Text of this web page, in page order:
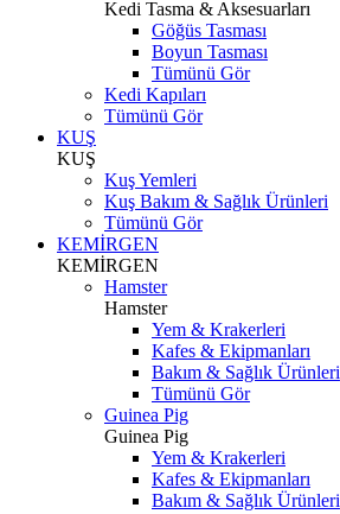
Kedi Tasma & Aksesuarları
Göğüs Tasması
Boyun Tasması
Tümünü Gör
Kedi Kapıları
Tümünü Gör
KUŞ
KUŞ
Kuş Yemleri
Kuş Bakım & Sağlık Ürünleri
Tümünü Gör
KEMİRGEN
KEMİRGEN
Hamster
Hamster
Yem & Krakerleri
Kafes & Ekipmanları
Bakım & Sağlık Ürünleri
Tümünü Gör
Guinea Pig
Guinea Pig
Yem & Krakerleri
Kafes & Ekipmanları
Bakım & Sağlık Ürünleri